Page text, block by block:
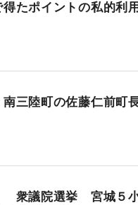
得たポイントの私的
南三陸町の佐藤仁前
衆議院選挙 宮城５